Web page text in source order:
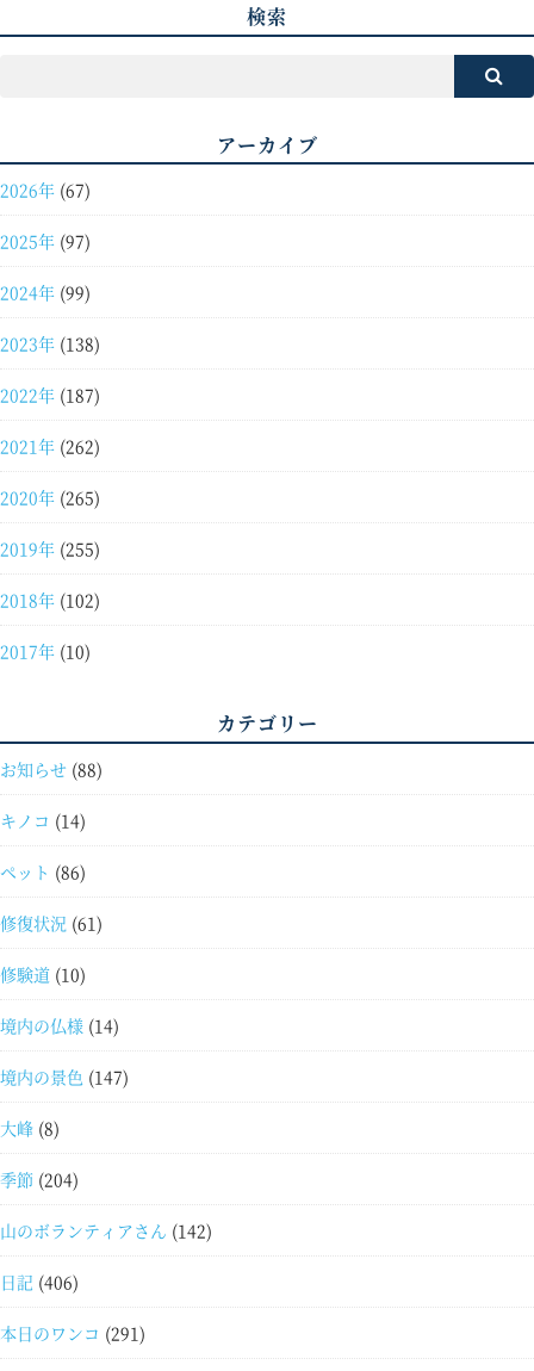
検索
アーカイブ
2026年 (67)
2025年 (97)
2024年 (99)
2023年 (138)
2022年 (187)
2021年 (262)
2020年 (265)
2019年 (255)
2018年 (102)
2017年 (10)
カテゴリー
お知らせ (88)
キノコ (14)
ペット (86)
修復状況 (61)
修験道 (10)
境内の仏様 (14)
境内の景色 (147)
大峰 (8)
季節 (204)
山のボランティアさん (142)
日記 (406)
本日のワンコ (291)